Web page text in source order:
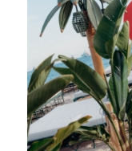
APM Monaco